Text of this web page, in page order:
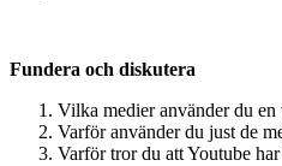
Fundera och diskutera
Vilka medier använder du en
Varför använder du just de
Varför tror du att Youtube